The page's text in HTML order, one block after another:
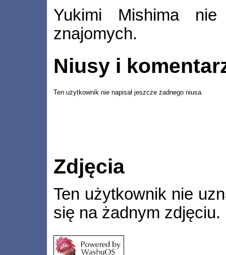
Yukimi Mishima
znajomych.
Niusy i
Ten użytkownik nie napisał jeszcze żadnego niusa.
Zdjęcia
Ten użytkownik nie
się na żadnym zdjęciu.